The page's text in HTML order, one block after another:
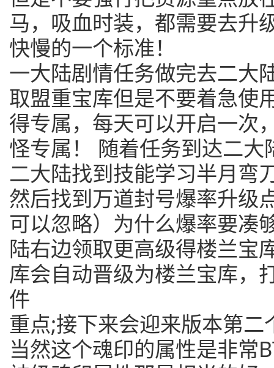
马，吸血时装，都需要去升
快慢的一个标准！
一大陆剧情任务做完去二大
取盟重宝库但是不要着急使
得专属，每天可以开启一次
怪专属！ 随着任务到达二
二大陆找到技能学习半月弯
然后找到万道封号爆率升级
可以忽略）为什么爆率要凑
陆右边领取更高级得楼兰宝
库会自动晋级为楼兰宝库，
件
重点;接下来会迎来版本第
当然这个魂印的属性是非常